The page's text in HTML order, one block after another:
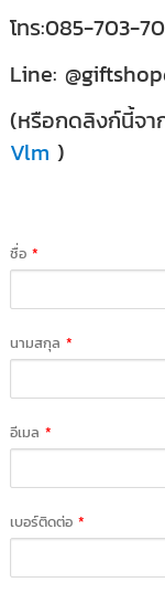
โทร:085-703-
Line:
(หรือกดลิงก์นี้จา
Vlm )
ชื่อ*
นามสกุล*
อีเมล*
เบอร์ติดต่อ*